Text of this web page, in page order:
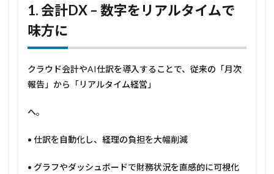
1.会計DX – 数字をリアルタイムで
味方に
クラウド会計やAI仕訳を導入することで、従来の「月次
報告」から「リアルタイム経営」
へ。
• 仕訳を自動化し、経理の負担を大幅削減
• グラフやダッシュボードで財務状況を直感的に可視化